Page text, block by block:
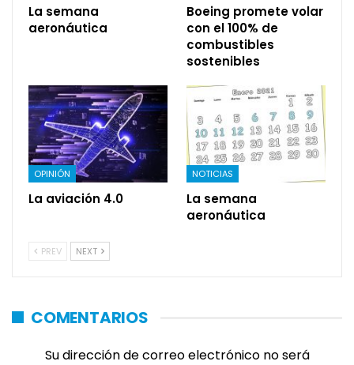
La semana
aeronáutica
Boeing promete volar
con el 100% de
combustibles
sostenibles
OPINIÓN
La aviación 4.0
NOTICIAS
La semana
aeronáutica
PREV NEXT
COMENTARIOS
Su dirección de correo electrónico no será